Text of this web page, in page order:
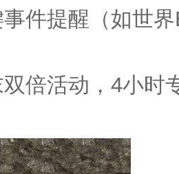
件提醒（如世
倍活动，4小时